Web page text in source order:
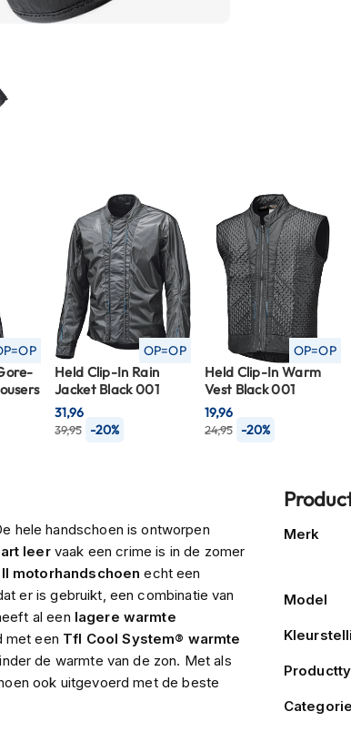
OP=OP
Held Clip-In Rain
Jacket Black 001
39,95 -20%
31,96
OP=OP
Held Clip-In Warm
Vest Black 001
24,95 -20%
19,96
hele handschoen is ontworpen
leervaak een crime is in de zomer
motorhandschoen echt een
er is gebruikt, een combinatie van
al een lagere warmte
met een Tfl Cool System® warmte
de warmte van de zon. Met als
ook uitgevoerd met de beste
Meer
Merk
Model
Categorie